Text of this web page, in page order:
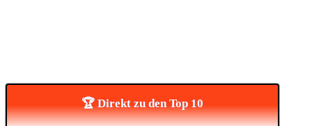
🏆 Direkt zu den Top 10